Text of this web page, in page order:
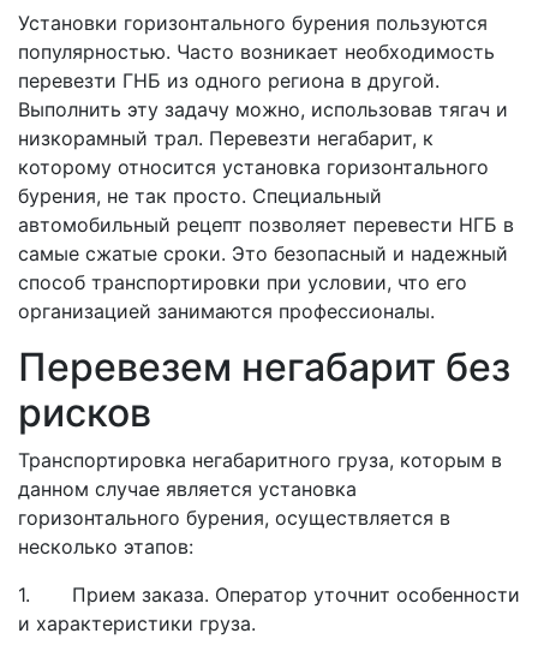
Установки горизонтального бурения пользуются
популярностью. Часто возникает необходимость
перевезти ГНБ из одного региона в другой.
Выполнить эту задачу можно, использовав тягач и
низкорамный трал. Перевезти негабарит, к
которому относится установка горизонтального
бурения, не так просто. Специальный
автомобильный рецепт позволяет перевести НГБ в
самые сжатые сроки. Это безопасный и надежный
способ транспортировки при условии, что его
организацией занимаются профессионалы.
Перевезем негабарит без
рисков
Транспортировка негабаритного груза, которым в
данном случае является установка
горизонтального бурения, осуществляется в
несколько этапов:
1. Прием заказа. Оператор уточнит особенности
и характеристики груза.